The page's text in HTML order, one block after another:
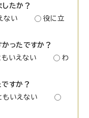
したか？
ない
役に立
かったですか？
もいえない
わ
ですか？
もいえない